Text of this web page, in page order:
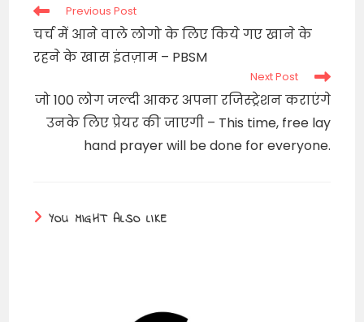
Read
more
articles
Previous Post
चर्च में आने वाले लोगो के लिए किये गए खाने के
रहने के खास इंतज़ाम – PBSM
Next Post
जो 100 लोग जल्दी आकर अपना रजिस्ट्रेशन कराएंगे
उनके लिए प्रेयर की जाएगी – This time, free lay
hand prayer will be done for everyone.
YOU MIGHT ALSO LIKE